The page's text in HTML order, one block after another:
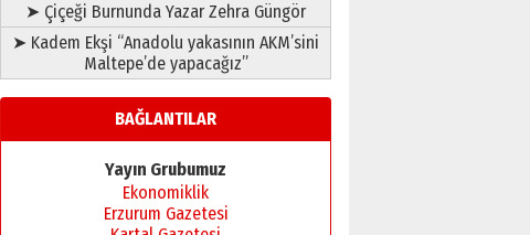
➤ Çiçeği Burnunda Yazar Zehra Güngör
➤ Kadem Ekşi “Anadolu yakasının AKM’sini
Maltepe’de yapacağız”
BAĞLANTILAR
Yayın Grubumuz
Ekonomiklik
Erzurum Gazetesi